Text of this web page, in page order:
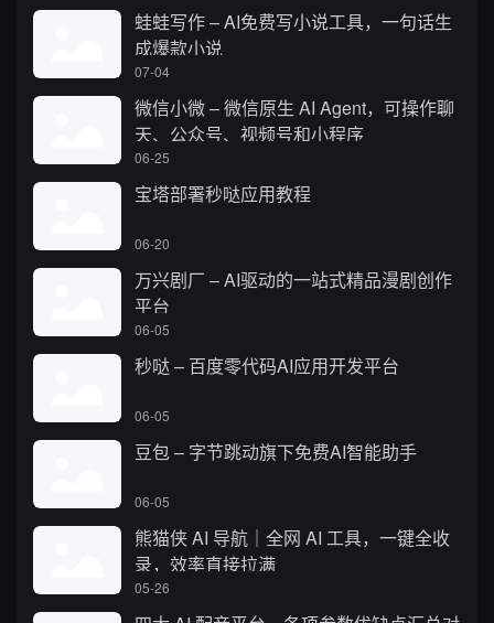
蛙蛙写作 – AI免费写小说工具，一句话生
成爆款小说
07-04
微信小微 – 微信原生 AI Agent，可操作聊
天、公众号、视频号和小程序
06-25
宝塔部署秒哒应用教程
06-20
万兴剧厂 – AI驱动的一站式精品漫剧创作
平台
06-05
秒哒 – 百度零代码AI应用开发平台
06-05
豆包 – 字节跳动旗下免费AI智能助手
06-05
熊猫侠 AI 导航｜全网 AI 工具，一键全收
录，效率直接拉满
05-26